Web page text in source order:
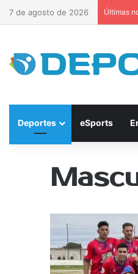
7 de agosto de 2026 Últimas
Deportes eSports